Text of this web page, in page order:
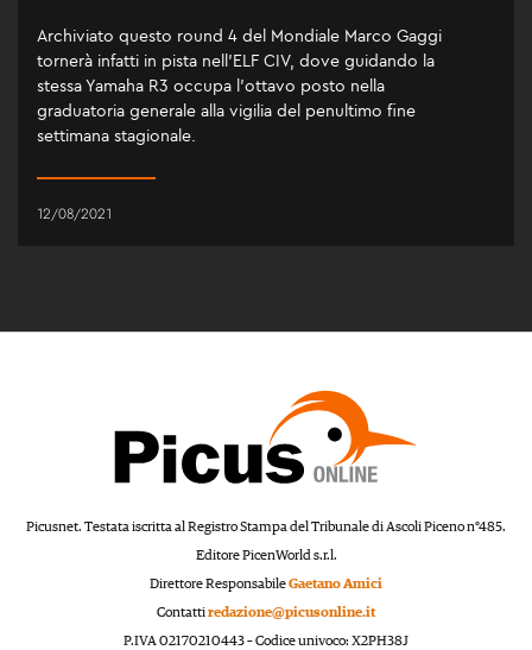
Archiviato questo round 4 del Mondiale Marco Gaggi
tornerà infatti in pista nell’ELF CIV, dove guidando la
stessa Yamaha R3 occupa l’ottavo posto nella
graduatoria generale alla vigilia del penultimo fine
settimana stagionale.
12/08/2021
Picusnet. Testata iscritta al Registro Stampa del Tribunale di Ascoli Piceno n°485.
Editore PicenWorld s.r.l.
Direttore ResponsabileGaetano Amici
Contattiredazione@picusonline.it
P.IVA 02170210443 – Codice univoco: X2PH38J